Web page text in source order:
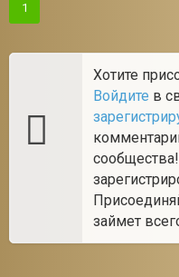
1
Хотите
Войдите в
займет